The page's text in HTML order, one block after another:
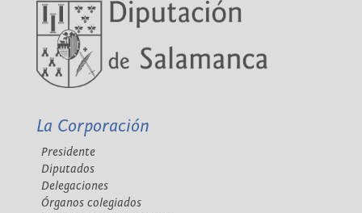
La Corporación
Presidente
Diputados
Delegaciones
Órganos colegiados